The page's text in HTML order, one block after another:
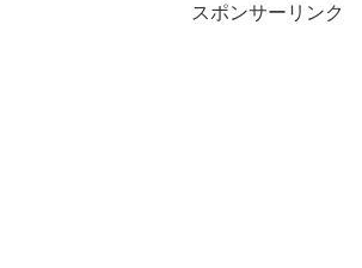
スポンサーリンク